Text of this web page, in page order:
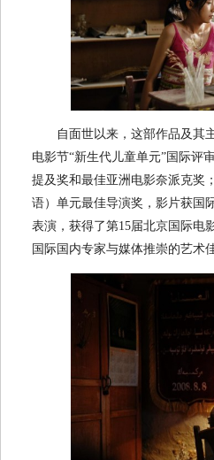
自面世以来，这部作品及其
电影节“新生代儿童单元”国际评
提及奖和最佳亚洲电影奈派克奖
语）单元最佳导演奖，影片获国
表演，获得了第15届北京国际电
国际国内专家与媒体推崇的艺术